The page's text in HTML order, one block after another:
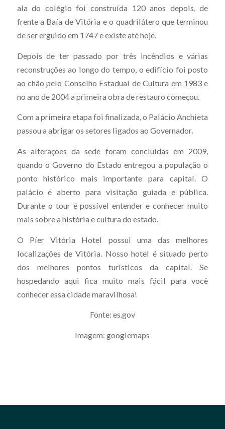
ala do colégio foi construída 120 anos depois, de
frente a Baía de Vitória e o quadrilátero que terminou
de ser erguido em 1747 e existe até hoje.
Depois de ter passado por três incêndios e várias
reconstruções ao longo do tempo, o edifício foi posto
ao chão pelo Conselho Estadual de Cultura em 1983 e
no ano de 2004 a primeira obra de restauro começou.
Com a primeira etapa foi finalizada, o Palácio Anchieta
passou a abrigar os setores ligados ao Governador.
As alterações da sede foram concluídas em 2009,
quando o Governo do Estado entregou a população o
ponto histórico mais importante para capital. O
palácio é aberto para visitação guiada e pública.
Durante o tour é possível entender e conhecer muito
mais sobre a história e cultura do estado.
O Píer Vitória Hotel possui uma das melhores
localizações de Vitória. Nosso hotel é situado perto
dos melhores pontos turísticos da capital. Se
hospedando aqui fica muito mais fácil para você
conhecer essa cidade maravilhosa!
Fonte: es.gov
Imagem: googlemaps